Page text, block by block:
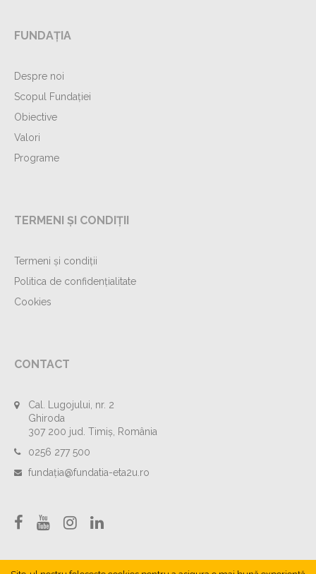
FUNDAȚIA
Despre noi
Scopul Fundației
Obiective
Valori
Programe
TERMENI ȘI CONDIȚII
Termeni și condiții
Politica de confidențialitate
Cookies
CONTACT
Cal. Lugojului, nr. 2
Ghiroda
307 200 jud. Timiș, România
0256 277 500
fundația@fundatia-eta2u.ro